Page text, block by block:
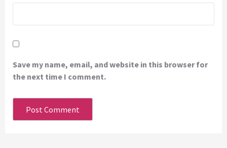
Save my name, email, and website in this browser for
the next time I comment.